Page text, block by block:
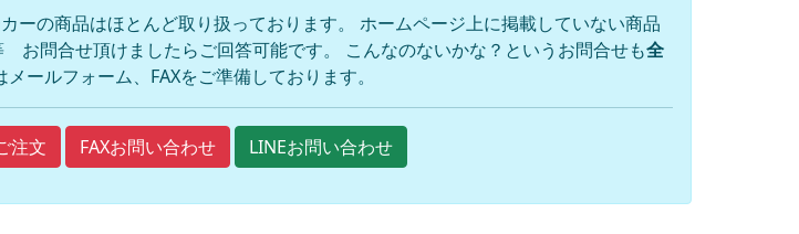
ーの商品はほとんど取り扱っております。 ホームページ上に掲載していない商品
合せ頂けましたらご回答可能です。 こんなのないかな？というお問合せも全
ールフォーム、FAXをご準備しております。
注文 FAXお問い合わせ LINEお問い合わせ